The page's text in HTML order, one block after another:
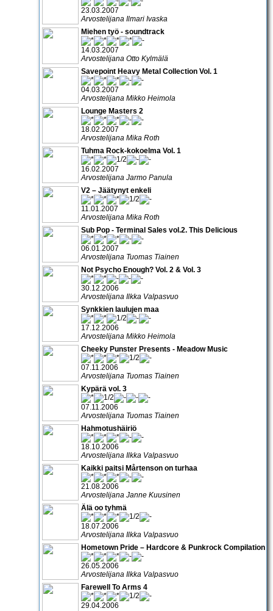
23.03.2007
Arvostelijana Ilmari Ivaska
Miehen työ - soundtrack
14.03.2007
Arvostelijana Otto Kylmälä
Savepoint Heavy Metal Collection Vol. 1
04.03.2007
Arvostelijana Mikko Heimola
Lounge Masters 2
18.02.2007
Arvostelijana Mika Roth
Tuhma Rock-kokoelma Vol. 1
16.02.2007
Arvostelijana Jarmo Panula
V2 – Jäätynyt enkeli
11.01.2007
Arvostelijana Mika Roth
Sub Pop - Terminal Sales vol.2. This Delicious
06.01.2007
Arvostelijana Tuomas Tiainen
Not Psycho Enough? Vol. 2 & Vol. 3
30.12.2006
Arvostelijana Ilkka Valpasvuo
Synkkien laulujen maa
17.12.2006
Arvostelijana Mikko Heimola
Cheeky Punster Presents - Meadow Music
07.11.2006
Arvostelijana Tuomas Tiainen
Kypärä vol. 3
07.11.2006
Arvostelijana Tuomas Tiainen
Hahmotushäiriö
18.10.2006
Arvostelijana Ilkka Valpasvuo
Kaikki paitsi Mårtenson on turhaa
21.08.2006
Arvostelijana Janne Kuusinen
Älä oo tyhmä
18.07.2006
Arvostelijana Ilkka Valpasvuo
Hometown Pride – Hardcore & Punkrock Compilation
26.05.2006
Arvostelijana Ilkka Valpasvuo
Farewell To Arms 4
29.04.2006